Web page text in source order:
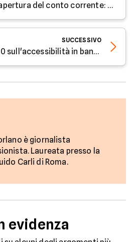
Tempistiche di apertura del conto corrente: parola all'esperto di Facile.it
SUCCESSIVO
Sondaggio ABI 2020 sull'accessibilità in banca: parola all'esperto di Facile.it
è giornalista
Laureata presso la
Carli di Roma.
evidenza